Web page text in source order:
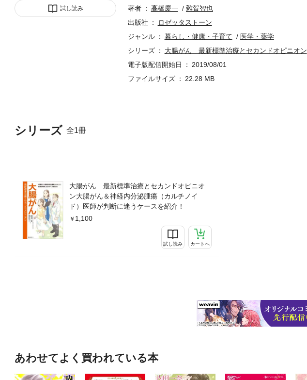
試し読み
シリーズ 全1冊
大腸がん 最新標準治療とセカンドオピニオ
ン大腸がん＆神経内分泌腫瘍（カルチノイ
ド）医師が判断に迷うケースを紹介！
1,100
試し読み カートへ
著者
高橋慶一
雜賀智也
出版社
ロゼッタストーン
ジャンル
暮らし・健康・子育て
医学・薬学
シリーズ
大腸がん 最新標準治療とセカンドオピニオン
電子版配信開始日
2019/08/01
ファイルサイズ
22.28 MB
あわせてよく買われている本